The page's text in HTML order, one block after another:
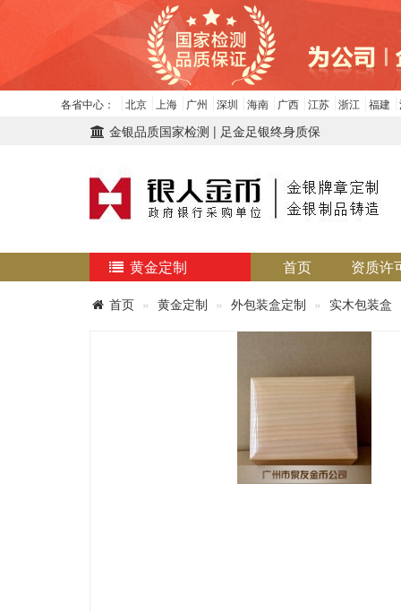
各省中心： 北京 上海 广州 深圳 海南 广西 江苏 浙江 福建
金银品质国家检测 | 足金足银终身质保
黄金定制 首页 资质许
首页 黄金定制 外包装盒定制 实木包装盒